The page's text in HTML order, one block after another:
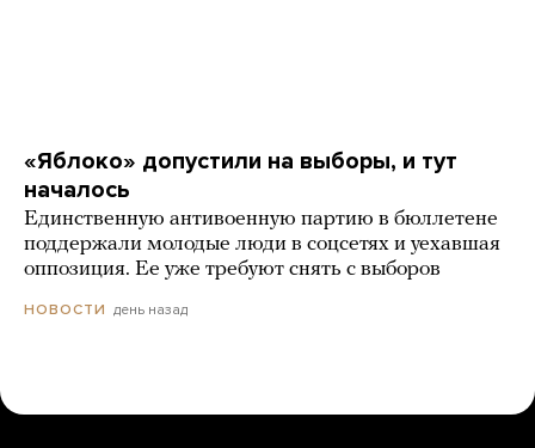
«Яблоко» допустили на выборы, и тут
началось
Единственную антивоенную партию в бюллетене
поддержали молодые люди в соцсетях и уехавшая
оппозиция. Ее уже требуют снять с выборов
НОВОСТИ день назад